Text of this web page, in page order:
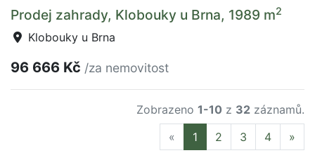
Prodej zahrady, Klobouky u Brna, 1989 m2
Klobouky u Brna
96 666 Kč /za nemovitost
Zobrazeno 1-10 z 32 záznamů.
« Previous
1 2 3 4 »